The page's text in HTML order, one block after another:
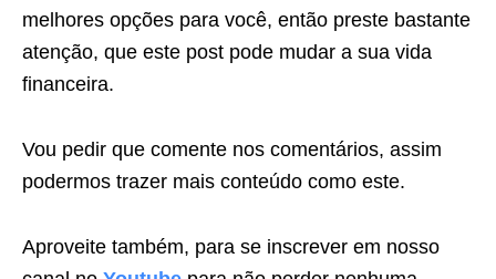
melhores opções para você, então preste bastante
atenção, que este post pode mudar a sua vida
financeira.
Vou pedir que comente nos comentários, assim
podermos trazer mais conteúdo como este.
Aproveite também, para se inscrever em nosso